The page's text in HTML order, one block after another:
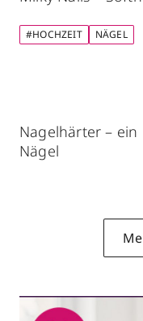
#HOCHZEIT NÄGEL
Nagelhärter –
Nägel